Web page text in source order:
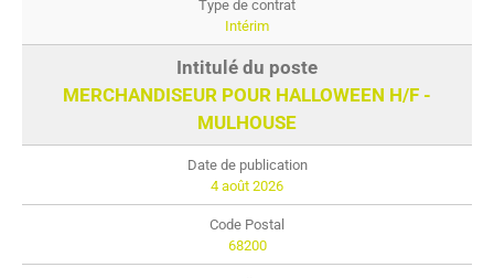
Intérim
MERCHANDISEUR POUR HALLOWEEN H/F -
MULHOUSE
4 août 2026
68200